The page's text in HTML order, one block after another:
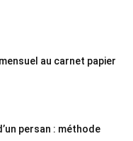
au carnet papier
persan : méthode